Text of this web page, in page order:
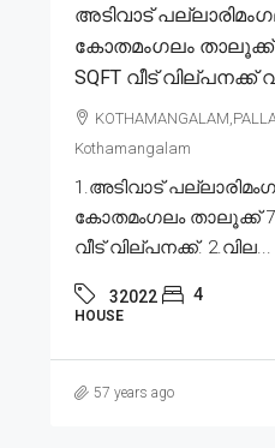
അടിവാട്
കോതമംഗലം താലൂക്ക്
SQFT വീട് വില്പനക്ക്
Kothamangalam
1.അടിവാട്
കോതമംഗലം താലൂക്ക് 7
വീട് വില്പനക്ക്. 2.വില...
32022 4
HOUSE
57 years ago